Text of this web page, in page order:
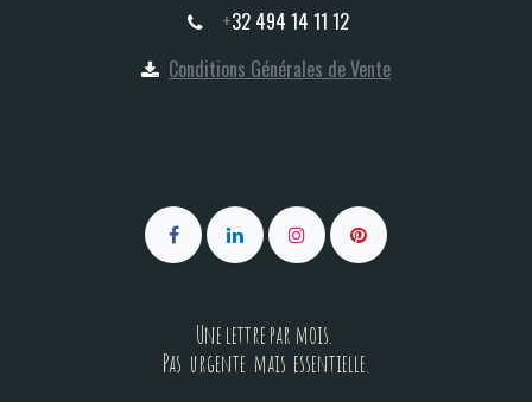
+32 494 14 11 12
Conditions Générales de Vente
Une lettre par mois.
Pas urgente mais essentielle.